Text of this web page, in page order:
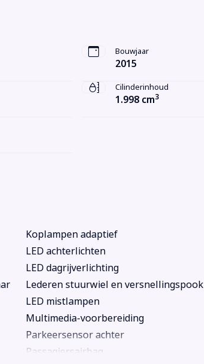
Bouwjaar
2015
Cilinderinhoud
1.998 cm3
Koplampen adaptief
LED achterlichten
LED dagrijverlichting
Lederen stuurwiel en versnellingspook
LED mistlampen
Multimedia-voorbereiding
Parkeersensor achter
Passagiersairbag